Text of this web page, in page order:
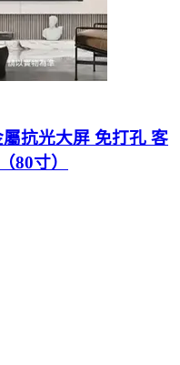
抗光大屏 免打孔 客
80寸）